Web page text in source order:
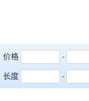
价格
-
长度
-